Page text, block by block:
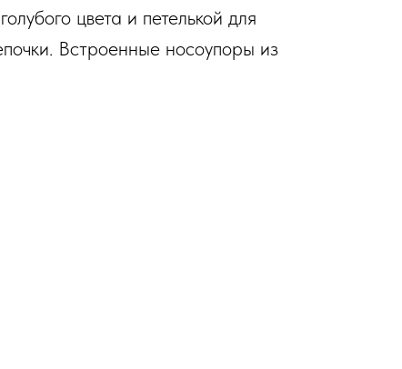
цвета и петелькой для
Встроенные носоупоры из